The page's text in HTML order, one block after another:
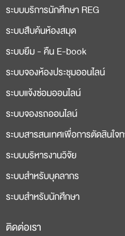
ระบบบริการนักศึกษา REG
ระบบสืบค้นห้องสมุด
ระบบยืม - คืน E-book
ระบบจองห้องประชุมออนไลน์
ระบบแจ้งซ่อมออนไลน์
ระบบจองรถออนไลน์
ระบบสารสนเทศเพื่อการตัดสินใจ
ระบบบริหารงานวิจัย
ระบบสำหรับบุคลากร
ระบบสำหรับนักศึกษา
ติดต่อเรา